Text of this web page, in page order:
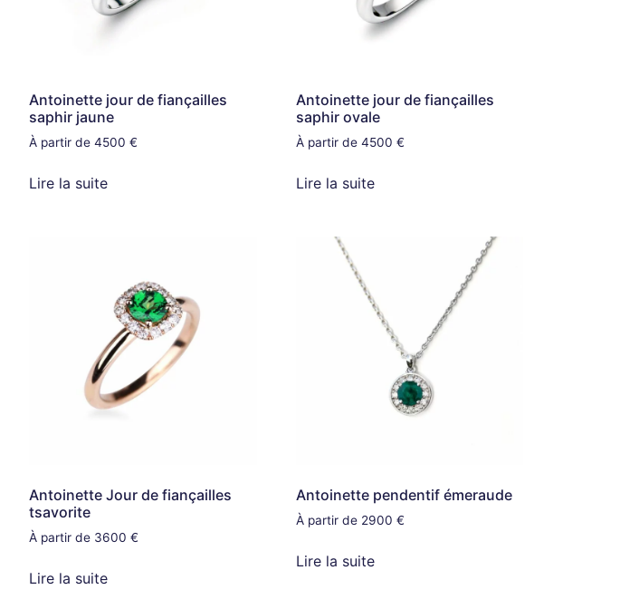
Antoinette jour de fiançailles
saphir jaune
À partir de 4500 €
Lire la suite
Antoinette jour de fiançailles
saphir ovale
À partir de 4500 €
Lire la suite
Antoinette Jour de fiançailles
tsavorite
À partir de 3600 €
Lire la suite
Antoinette pendentif émeraude
À partir de 2900 €
Lire la suite